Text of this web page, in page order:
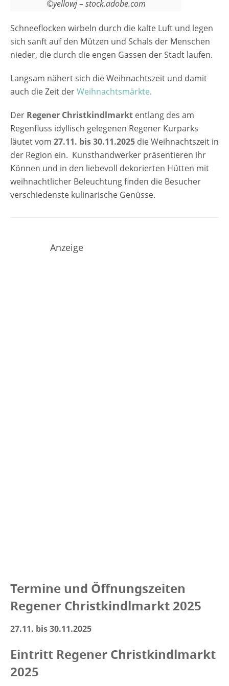
©yellowj – stock.adobe.com
Schneeflocken wirbeln durch die kalte Luft und legen
sich sanft auf den Mützen und Schals der Menschen
nieder, die durch die engen Gassen der Stadt laufen.
Langsam nähert sich die Weihnachtszeit und damit
auch die Zeit derWeihnachtsmärkte.
Der Regener Christkindlmarkt entlang des am
Regenfluss idyllisch gelegenen Regener Kurparks
läutet vom 27.11. bis 30.11.2025 die Weihnachtszeit in
der Region ein. Kunsthandwerker präsentieren ihr
Können und in den liebevoll dekorierten Hütten mit
weihnachtlicher Beleuchtung finden die Besucher
verschiedenste kulinarische Genüsse.
Anzeige
Termine und Öffnungszeiten
Regener Christkindlmarkt 2025
27.11. bis 30.11.2025
Eintritt Regener Christkindlmarkt
2025